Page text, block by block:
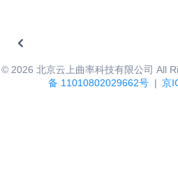
© 2026 北京云上曲率科技有限公司 All
备 11010802029662号 | 京